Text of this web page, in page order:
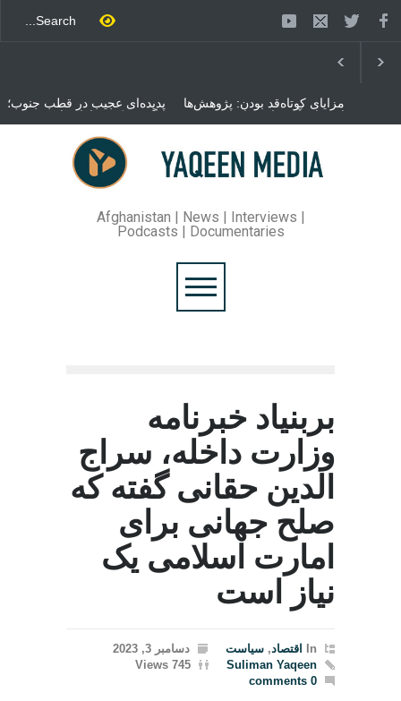
پدیده‌ای عجیب در قطب جنوب؛
پنگوئنی که هزاران بار در روز
می‌خوابد
مزایای کوتاه‌قد بودن: پژوهش‌ها
از فواید آن برای سلامتی
می‌گویند
محمدباقر قالیباف، رئیس
مجلس ایران، با انتقاد تند از
سیاست‌های دونالد ترمپ اعلام
کرد که واشنگتن تلاش دارد با
روند گفتگوها را از مسیر
مذاکره به سمت تسلیم سوق
دهد.
Afghanistan | News | Interviews |
Podcasts | Documentaries
بربنیاد خبرنامه
وزارت داخله، سراج
الدین حقانی گفته که
صلح جهانی برای
امارت اسلامی یک
نیاز است
In اقتصاد, سیاست
دسامبر 3, 2023
Suliman Yaqeen
745 Views
0 comments